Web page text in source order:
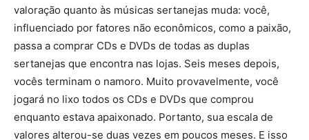
valoração quanto às músicas sertanejas muda: você,
influenciado por fatores não econômicos, como a paixão,
passa a comprar CDs e DVDs de todas as duplas
sertanejas que encontra nas lojas. Seis meses depois,
vocês terminam o namoro. Muito provavelmente, você
jogará no lixo todos os CDs e DVDs que comprou
enquanto estava apaixonado. Portanto, sua escala de
valores alterou-se duas vezes em poucos meses. E isso